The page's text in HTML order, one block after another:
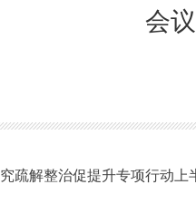
会议
解整治促提升专项行动上